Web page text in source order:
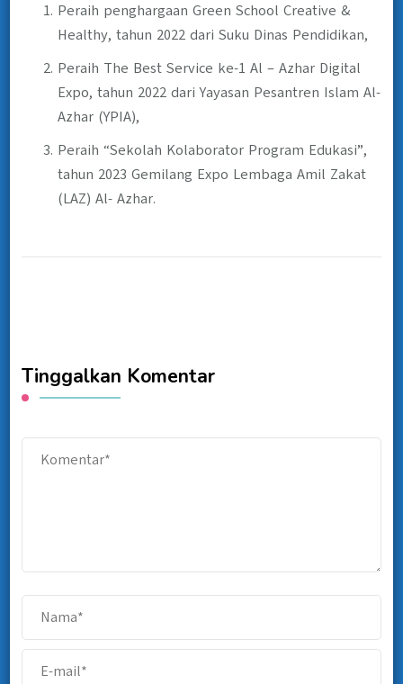
Peraih penghargaan Green School Creative &
Healthy, tahun 2022 dari Suku Dinas Pendidikan,
Peraih The Best Service ke-1 Al – Azhar Digital
Expo, tahun 2022 dari Yayasan Pesantren Islam Al-
Azhar (YPIA),
Peraih “Sekolah Kolaborator Program Edukasi”,
tahun 2023 Gemilang Expo Lembaga Amil Zakat
(LAZ) Al- Azhar.
Tinggalkan Komentar